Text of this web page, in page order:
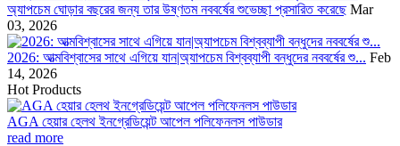
অ্যাপচেম ঘোড়ার বছরের জন্য তার উষ্ণতম নববর্ষের শুভেচ্ছা প্রসারিত করেছে Mar
03, 2026
2026: আত্মবিশ্বাসের সাথে এগিয়ে যান|অ্যাপচেম বিশ্বব্যাপী বন্ধুদের নববর্ষের শু... Feb
14, 2026
Hot Products
AGA হেয়ার হেলথ ইনগ্রেডিয়েন্ট আপেল পলিফেনলস পাউডার
read more